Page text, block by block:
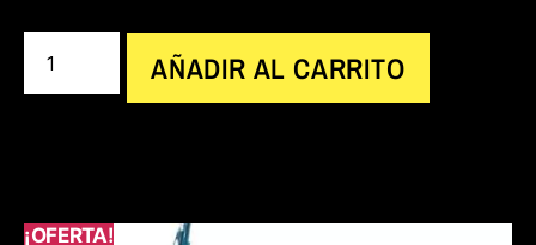
AÑADIR AL CARRITO
¡OFERTA!